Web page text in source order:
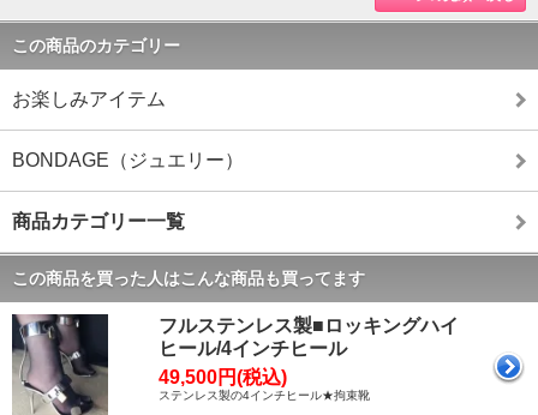
この商品のカテゴリー
お楽しみアイテム
BONDAGE（ジュエリー）
商品カテゴリー一覧
この商品を買った人はこんな商品も買ってます
フルステンレス製■ロッキングハイ
ヒール/4インチヒール
49,500円(税込)
ステンレス製の4インチヒール★拘束靴